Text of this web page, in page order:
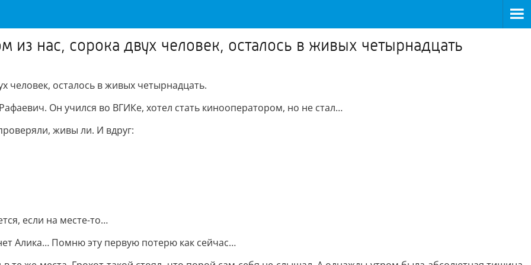
нас, сорока двух человек, осталось в живых четырнадцать
человек, осталось в живых четырнадцать.
Он учился во ВГИКе, хотел стать кинооператором, но не стал…
живы ли. И вдруг:
если на месте-то…
Алика… Помню эту первую потерю как сейчас…